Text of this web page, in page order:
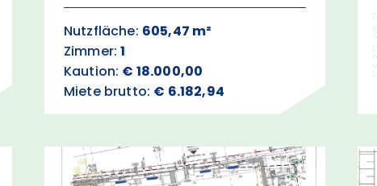
Nutzfläche: 605,47 m²
Zimmer:1
Kaution: € 18.000,00
Miete brutto: € 6.182,94